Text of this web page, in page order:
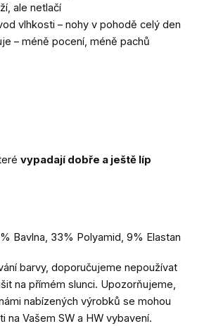
ale netlačí
vlhkosti – nohy v pohodě celý den
– méně pocení, méně pachů
vypadají dobře a ještě líp
Bavlna, 33% Polyamid, 9% Elastan
barvy, doporučujeme nepoužívat
na přímém slunci. Upozorňujeme,
nabízených výrobků se mohou
na Vašem SW a HW vybavení.